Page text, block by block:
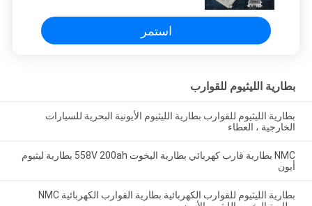
استمر
بطارية الليثيوم للقوارب
بطارية الليثيوم للقوارب بطارية الليثيوم الأيونية البحرية للسيارات
الخارجية ، العطاء
NMC بطارية قارب كهربائي بطارية اليخوت 558V 200ah بطارية ليثيوم
أيون
بطارية الليثيوم للقوارب الكهربائية بطارية القوارب الكهربائية NMC